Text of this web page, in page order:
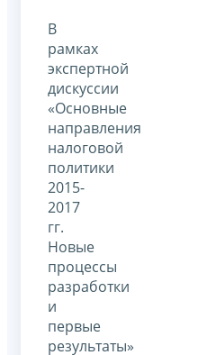
В
рамках
экспертной
дискуссии
«Основные
направления
налоговой
политики
2015-
2017
гг.
Новые
процессы
разработки
и
первые
результаты»